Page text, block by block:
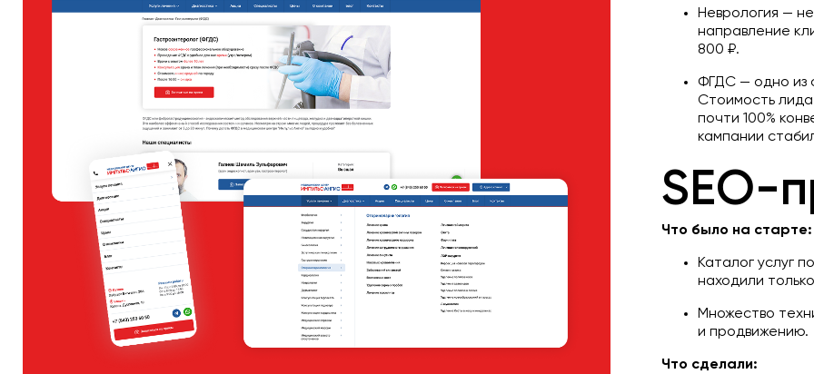
Неврология —
направление
800 ₽.
ФГДС — одно из
Стоимость
почти 100%
кампании
SEO-
Что было на старте:
Каталог услуг
находили
Множество
и продвижению.
Что сделали: